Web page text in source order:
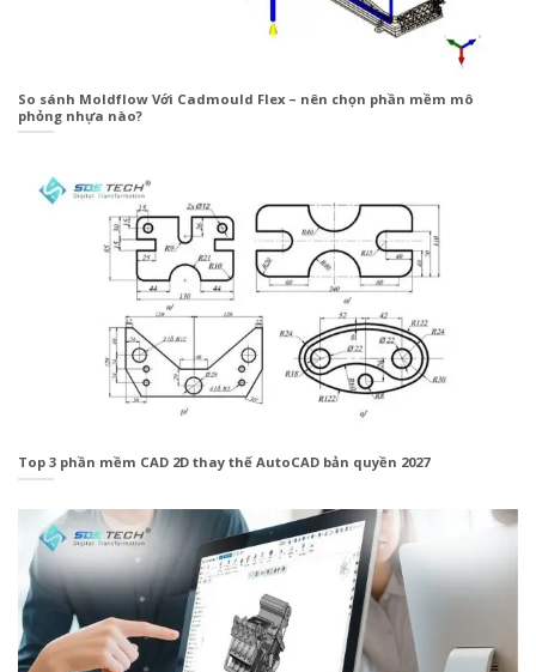
So sánh Moldflow Với Cadmould Flex – nên chọn phần mềm mô
phỏng nhựa nào?
Top 3 phần mềm CAD 2D thay thế AutoCAD bản quyền 2027